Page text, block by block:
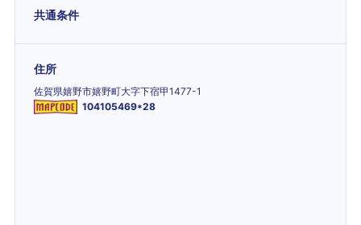
共通条件
住所
佐賀県嬉野市嬉野町大字下宿甲1477-1
104105469*28